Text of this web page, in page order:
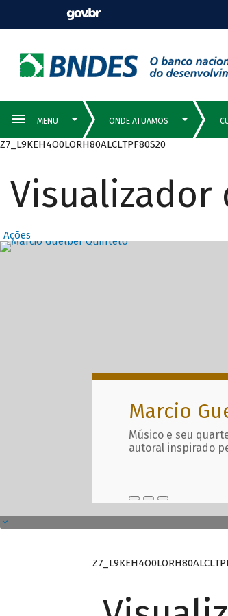
Z7_L9KEH4O0LORH80ALCLTPF80S20
Visualizador
Ações
Destaques
Marcio
Músico e seu
autoral inspirado